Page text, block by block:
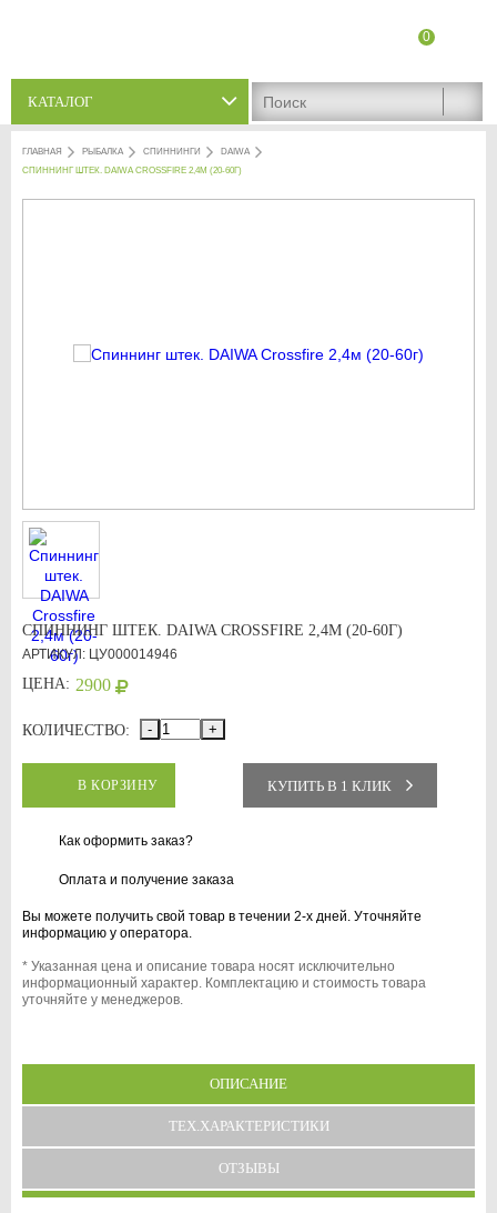
0
КАТАЛОГ
ГЛАВНАЯ РЫБАЛКА СПИННИНГИ
DAIWA
СПИННИНГ ШТЕК. DAIWA CROSSFIRE 2,4М (20-60Г)
СПИННИНГ ШТЕК. DAIWA CROSSFIRE 2,4М (20-60Г)
АРТИКУЛ: ЦУ000014946
ЦЕНА: 2900
КОЛИЧЕСТВО: - +
В КОРЗИНУ КУПИТЬ В 1 КЛИК
Как оформить заказ?
Оплата и получение заказа
Вы можете получить свой товар в течении 2-х дней. Уточняйте
информацию у оператора.
* Указанная цена и описание товара носят исключительно
информационный характер. Комплектацию и стоимость товара
уточняйте у менеджеров.
ОПИСАНИЕ
ТЕХ.ХАРАКТЕРИСТИКИ
ОТЗЫВЫ